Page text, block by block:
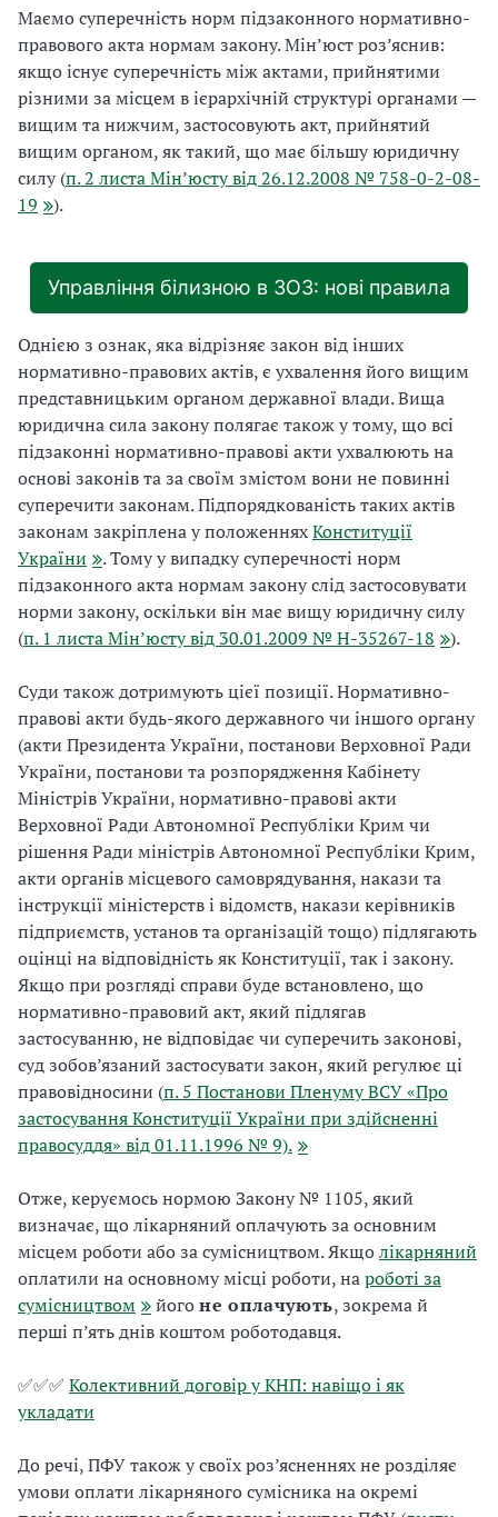
Маємо суперечність норм підзаконного нормативно-
правового акта нормам закону. Мін’юст роз’яснив:
якщо існує суперечність між актами, прийнятими
різними за місцем в ієрархічній структурі органами —
вищим та нижчим, застосовують акт, прийнятий
вищим органом, як такий, що має більшу юридичну
силу (п. 2 листа Мін’юсту від 26.12.2008 № 758-0-2-08-
19
).
Управління білизною в ЗОЗ: нові правила
Однією з ознак, яка відрізняє закон від інших
нормативно-правових актів, є ухвалення його вищим
представницьким органом державної влади. Вища
юридична сила закону полягає також у тому, що всі
підзаконні нормативно-правові акти ухвалюють на
основі законів та за своїм змістом вони не повинні
суперечити законам. Підпорядкованість таких актів
законам закріплена у положенняхКонституції
України
. Тому у випадку суперечності норм
підзаконного акта нормам закону слід застосовувати
норми закону, оскільки він має вищу юридичну силу
(п. 1 листа Мін’юсту від 30.01.2009 № Н-35267-18 ).
Суди також дотримують цієї позиції. Нормативно-
правові акти будь-якого державного чи іншого органу
(акти Президента України, постанови Верховної Ради
України, постанови та розпорядження Кабінету
Міністрів України, нормативно-правові акти
Верховної Ради Автономної Республіки Крим чи
рішення Ради міністрів Автономної Республіки Крим,
акти органів місцевого самоврядування, накази та
інструкції міністерств і відомств, накази керівників
підприємств, установ та організацій тощо) підлягають
оцінці на відповідність як Конституції, так і закону.
Якщо при розгляді справи буде встановлено, що
нормативно-правовий акт, який підлягав
застосуванню, не відповідає чи суперечить законові,
суд зобов’язаний застосувати закон, який регулює ці
правовідносини (п. 5 Постанови Пленуму ВСУ «Про
застосування Конституції України при здійсненні
правосуддя» від 01.11.1996 № 9).
Отже, керуємось нормою Закону № 1105, який
визначає, що лікарняний оплачують за основним
місцем роботи або за сумісництвом. Якщолікарняний
оплатили на основному місці роботи, нароботі за
сумісництвом
йогоне оплачують, зокрема й
перші п’ять днів коштом роботодавця.
✅✅✅ Колективний договір у КНП: навіщо і як
укладати
До речі, ПФУ також у своїх роз’ясненнях не розділяє
умови оплати лікарняного сумісника на окремі